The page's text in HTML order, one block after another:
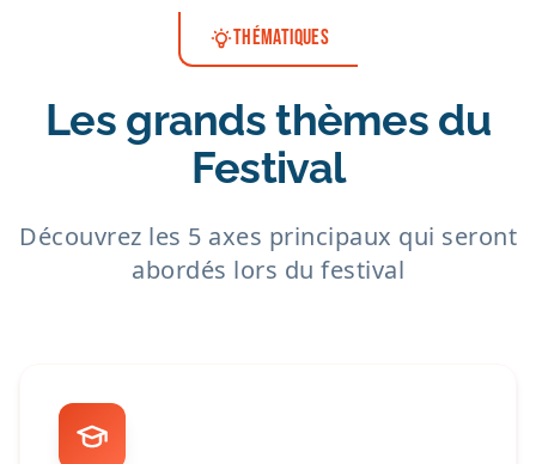
THÉMATIQUES
Les grands thèmes du
Festival
Découvrez les 5 axes principaux qui seront
abordés lors du festival